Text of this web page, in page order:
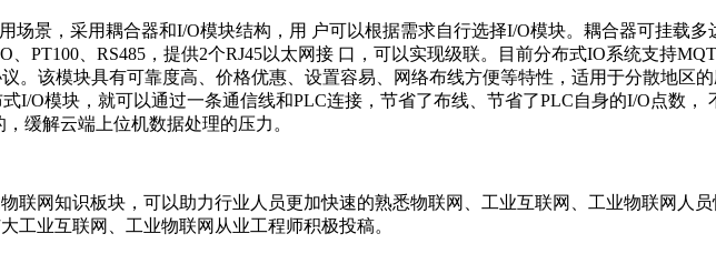
场景，采用耦合器和I/O模块结构，用 户可以根据需求自行选择I/O模块。耦合器可挂载多
PT100、RS485，提供2个RJ45以太网接 口，可以实现级联。目前分布式IO系统支持
议。该模块具有可靠度高、价格优惠、设置容易、网络布线方便等特性，适用于分散地区
I/O模块，就可以通过一条通信线和PLC连接，节省了布线、节省了PLC自身的I/O点数，
缓解云端上位机数据处理的压力。
联网知识板块，可以助力行业人员更加快速的熟悉物联网、工业互联网、工业物联网人
工业互联网、工业物联网从业工程师积极投稿。